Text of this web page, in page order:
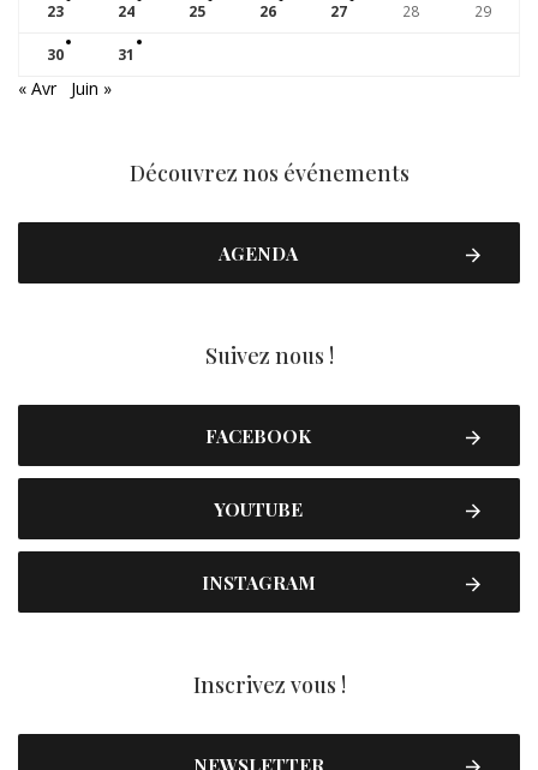
23 24 25 26 27 28 29
30 31
« Avr Juin »
Découvrez nos événements
AGENDA
Suivez nous !
FACEBOOK
YOUTUBE
INSTAGRAM
Inscrivez vous !
NEWSLETTER